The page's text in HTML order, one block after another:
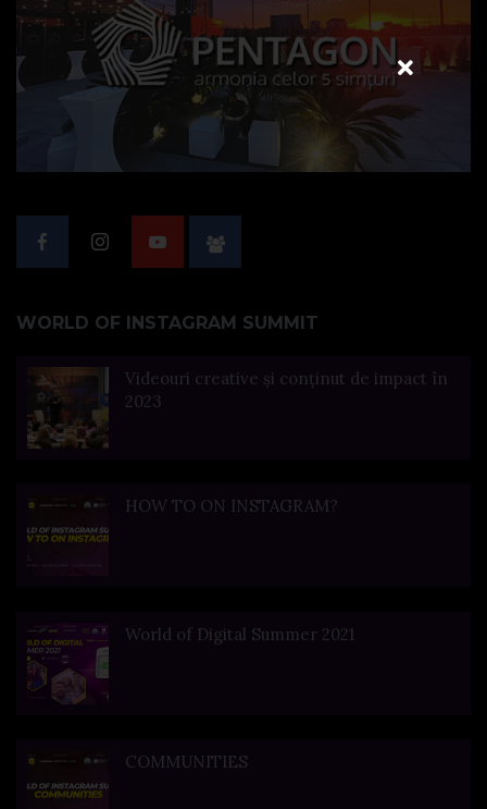
WORLD OF INSTAGRAM SUMMIT
Videouri creative și conținut de impact în
2023
HOW TO ON INSTAGRAM?
World of Digital Summer 2021
COMMUNITIES